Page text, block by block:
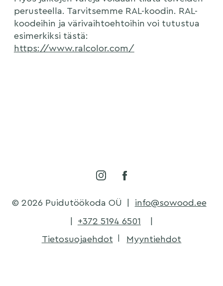
perusteella. Tarvitsemme RAL-koodin. RAL-
koodeihin ja värivaihtoehtoihin voi tutustua
esimerkiksi tästä:
https://www.ralcolor.com/
© 2026 Puidutöökoda OÜ
info@sowood.ee
+372 5194 6501
Tietosuojaehdot
Myyntiehdot